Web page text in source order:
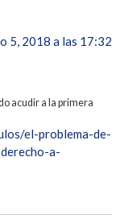
5, 2018 a las 17:32
acudir a la primera
el-problema-de-
a-